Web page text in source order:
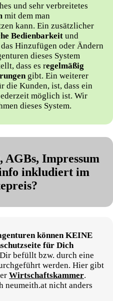
und sehr verbreitetes
mit dem man
kann. Ein zusätzlicher
Bedienbarkeit und
Hinzufügen oder Ändern
dieses System
dass es regelmäßig
gibt. Ein weiterer
die Kunden, ist, dass ein
möglich ist. Wir
dieses System.
AGBs, Impressum
inkludiert im
können KEINE
für Dich
befüllt bzw. durch eine
werden. Hier gibt
Wirtschaftskammer.
neumeith.at nicht anders